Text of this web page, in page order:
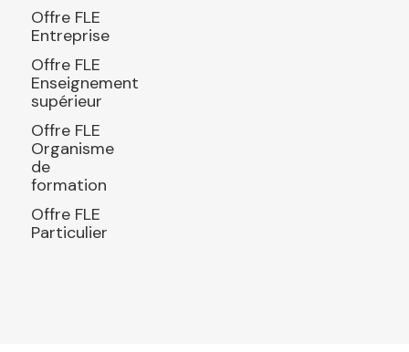
Offre FLE
Entreprise
Offre FLE
Enseignement
supérieur
Offre FLE
Organisme
de
formation
Offre FLE
Particulier